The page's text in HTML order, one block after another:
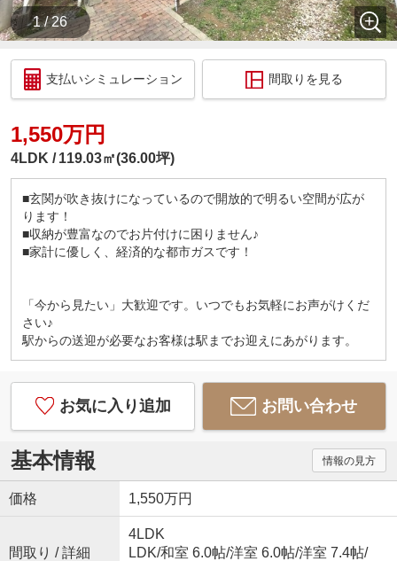
1.他社で断られた経験のある方
2.収入に自信のない方
3.過去に支払い遅延等がある方 お気軽にご相談く
ださい♪
自己資金０円のお住まい探しはDAIKICHI不動産にお
過去に多くのお客様が自己資金０円でご購入されて
います。
金利の安いこんな時代、 フルローンも問題なしです
_ 弊社では以下の５つをお客様にお約束いたしま
す _
つこい営業はいたしません。
3.契約したら終わりではなくお引き渡し後、お引越
し後もお客様のパートナーであること。
4.ウソやおとり広告は一切使いません。(データ更新
は迅速に行います。）
5.お客様の個人情報は細心の注意を払って取り扱い
ます。
■□■□■□■□■□■□■□■□■□■□■□■□■
1 / 26
支払いシミュレーション 間取りを見る
1,550万円
4LDK 119.03㎡(36.00坪)
■玄関が吹き抜けになっているので開放的で明るい空間が広が
ります！
■収納が豊富なのでお片付けに困りません♪
■家計に優しく、経済的な都市ガスです！
「今から見たい」大歓迎です。いつでもお気軽にお声がけくだ
さい♪
駅からの送迎が必要なお客様は駅までお迎えにあがります。
お気に入り追加 お問い合わせ
基本情報 情報の見方
価格 1,550万円
間取り / 詳細
4LDK
LDK/和室 6.0帖/洋室 6.0帖/洋室 7.4帖/